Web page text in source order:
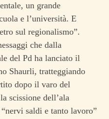
un grande
e l’università. E
sul regionalismo”.
che dalla
del Pd ha lanciato il
Shaurli, tratteggiando
dopo il varo del
scissione dell’ala
saldi e tanto lavoro”